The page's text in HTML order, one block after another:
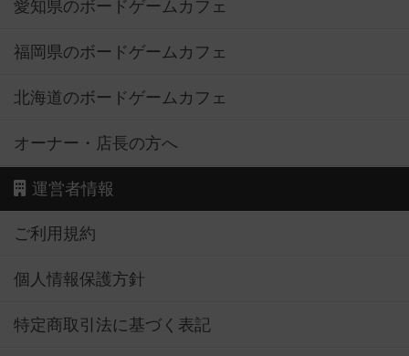
愛知県のボードゲームカフェ
福岡県のボードゲームカフェ
北海道のボードゲームカフェ
オーナー・店長の方へ
運営者情報
ご利用規約
個人情報保護方針
特定商取引法に基づく表記